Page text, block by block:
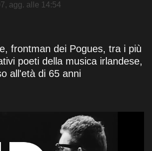
, agg. alle 14:54
frontman dei Pogues, tra i più
poeti della musica irlandese,
all'età di 65 anni